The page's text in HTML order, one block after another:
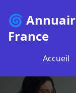
🌀
France
Accueil